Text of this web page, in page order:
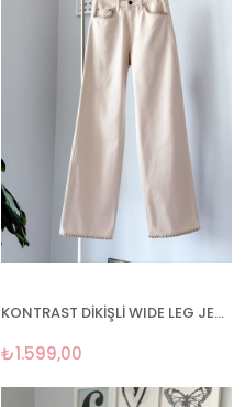
KONTRAST DİKİŞLİ WIDE LEG JEAN
₺1.599,00